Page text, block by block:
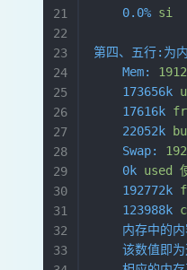
    0.0%
si
第四、五行:为
    Mem:
    173656k
    17616k
    22052k
    Swap:
    0k
used
    192772k
    123988k
内存中的内
该数值即